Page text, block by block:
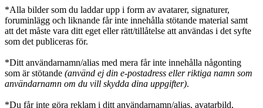
*Alla bilder som du laddar upp i form av avatarer, signaturer,
foruminlägg och liknande får inte innehålla stötande material samt
att det måste vara ditt eget eller rätt/tillåtelse att användas i det syfte
som det publiceras för.
*Ditt användarnamn/alias med mera får inte innehålla någonting
som är stötande (använd ej din e-postadress eller riktiga namn som
användarnamn om du vill skydda dina uppgifter).
*Du får inte göra reklam i ditt användarnamn/alias, avatarbild,